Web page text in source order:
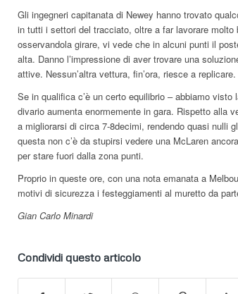
Gli ingegneri capitanata di Newey hanno trovato
in tutti i settori del tracciato, oltre a far lavorare
osservandola girare, vi vede che in alcuni punti il
alta. Danno l’impressione di aver trovare una
attive. Nessun’altra vettura, fin’ora, riesce a replicare.
Se in qualifica c’è un certo equilibrio – abbiamo
divario aumenta enormemente in gara. Rispetto alla
a migliorarsi di circa 7-8decimi, rendendo quasi nulli
questa non c’è da stupirsi vedere una McLaren
per stare fuori dalla zona punti.
Proprio in queste ore, con una nota emanata a
motivi di sicurezza i festeggiamenti al muretto da
Gian Carlo Minardi
Condividi questo articolo